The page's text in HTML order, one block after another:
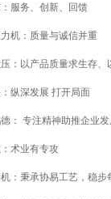
服务、创新、回馈
机：质量与诚信并重
：以产品质量求生存、
纵深发展 打开局面
： 专注精神助推企业
术业有专攻
：秉承协易工艺，稳步